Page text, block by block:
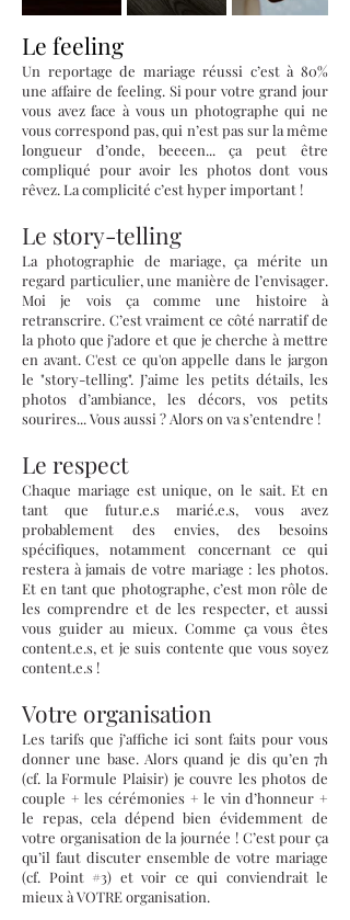
Le feeling
Un reportage de mariage réussi c’est à 80%
une affaire de feeling. Si pour votre grand jour
vous avez face à vous un photographe qui ne
vous correspond pas, qui n’est pas sur la même
longueur d’onde, beeeen... ça peut être
compliqué pour avoir les photos dont vous
rêvez. La complicité c’est hyper important !
Le story-telling
La photographie de mariage, ça mérite un
regard particulier, une manière de l’envisager.
Moi je vois ça comme une histoire à
retranscrire. C’est vraiment ce côté narratif de
la photo que j’adore et que je cherche à mettre
en avant. C'est ce qu'on appelle dans le jargon
le "story-telling". J’aime les petits détails, les
photos d’ambiance, les décors, vos petits
sourires... Vous aussi ? Alors on va s’entendre !
Le respect
Chaque mariage est unique, on le sait. Et en
tant que futur.e.s marié.e.s, vous avez
probablement des envies, des besoins
spécifiques, notamment concernant ce qui
restera à jamais de votre mariage : les photos.
Et en tant que photographe, c’est mon rôle de
les comprendre et de les respecter, et aussi
vous guider au mieux. Comme ça vous êtes
content.e.s, et je suis contente que vous soyez
content.e.s !
Votre organisation
Les tarifs que j’affiche ici sont faits pour vous
donner une base. Alors quand je dis qu’en 7h
(cf. la Formule Plaisir) je couvre les photos de
couple + les cérémonies + le vin d’honneur +
le repas, cela dépend bien évidemment de
votre organisation de la journée ! C’est pour ça
qu’il faut discuter ensemble de votre mariage
(cf. Point #3) et voir ce qui conviendrait le
mieux à VOTRE organisation.